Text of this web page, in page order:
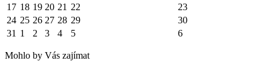
17 18 19 20 21 22
23
24 25 26 27 28 29
30
31 1 2 3 4 5 6
Mohlo by Vás zajímat